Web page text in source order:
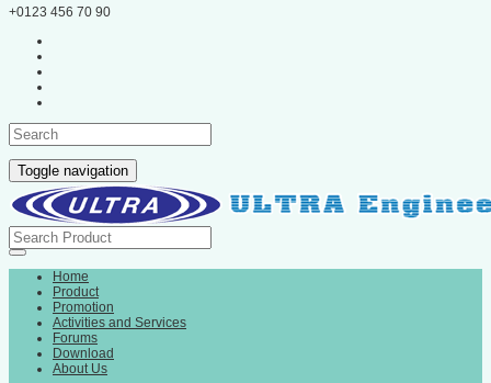
+0123 456 70 90
Toggle navigation
Home
Product
Promotion
Activities and Services
Forums
Download
About Us